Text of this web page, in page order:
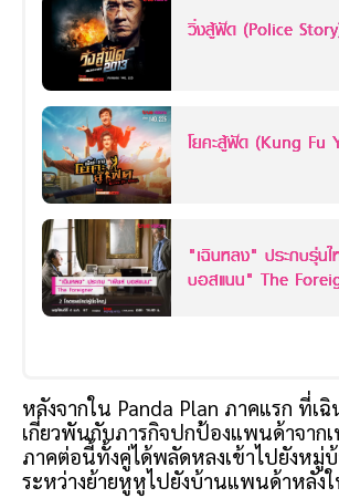
วิ่งสู้ฟัด (Police
โยคะสู้ฟัด (Kung Fu
"เฉินหลง" ประกบรุ่น
บอสแนน" The
หลังจากใน Panda Plan ภาคแรก ที่เ
เกี่ยวพันกับภารกิจปกป้องแพนด้าจากเ
ภาคต่อนี้ทั้งคู่ได้พลัดหลงเข้าไปยังหมู่
ระหว่างย้ายหูหูไปยังบ้านแพนด้าหลัง